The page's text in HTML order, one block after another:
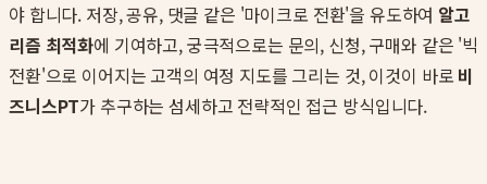
야 합니다. 저장, 공유, 댓글 같은 '마이크로 전환'을 유도하여 알고
리즘 최적화에 기여하고, 궁극적으로는 문의, 신청, 구매와 같은 '빅
전환'으로 이어지는 고객의 여정 지도를 그리는 것, 이것이 바로 비
즈니스PT가 추구하는 섬세하고 전략적인 접근 방식입니다.